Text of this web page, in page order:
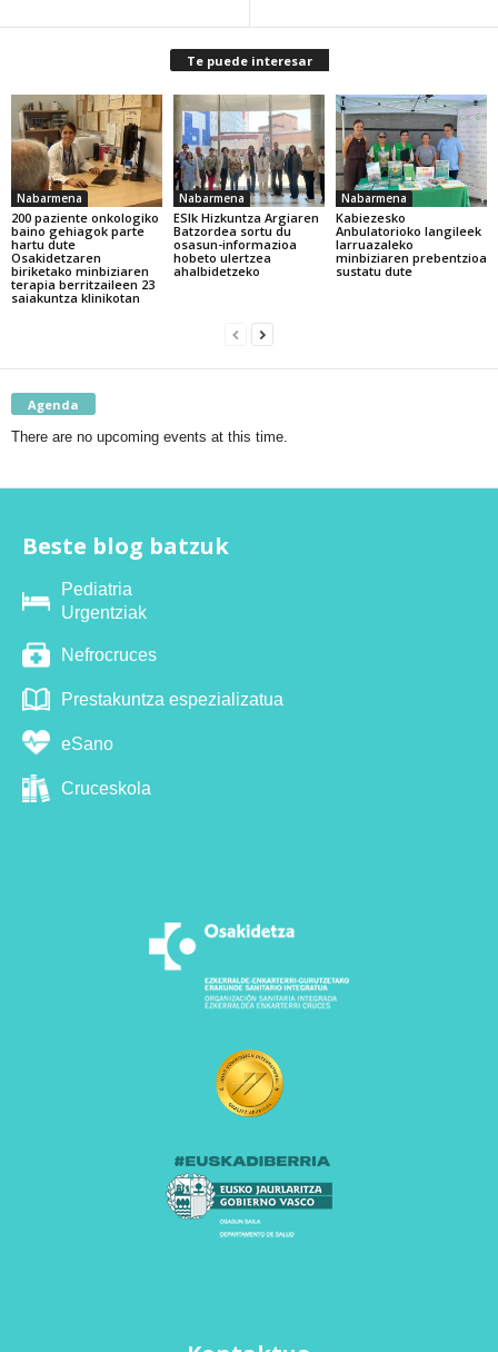
Te puede interesar
Nabarmena
200 paziente onkologiko
baino gehiagok parte
hartu dute
Osakidetzaren
biriketako minbiziaren
terapia berritzaileen 23
saiakuntza klinikotan
Nabarmena
ESIk Hizkuntza Argiaren
Batzordea sortu du
osasun-informazioa
hobeto ulertzea
ahalbidetzeko
Nabarmena
Kabiezesko
Anbulatorioko langileek
larruazaleko
minbiziaren prebentzioa
sustatu dute
Agenda
There are no upcoming events at this time.
Beste blog batzuk
Pediatria
Urgentziak
Nefrocruces
Prestakuntza espezializatua
eSano
Cruceskola